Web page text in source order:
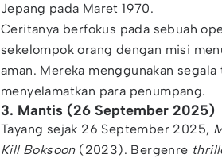
Jepang pada Maret 1970.
Ceritanya berfokus pada sebuah
sekelompok orang dengan misi
aman. Mereka menggunakan
menyelamatkan para penumpang.
3. Mantis (26 September 2025)
Tayang sejak 26 September 2025,
Kill Boksoon(2023). Bergenre